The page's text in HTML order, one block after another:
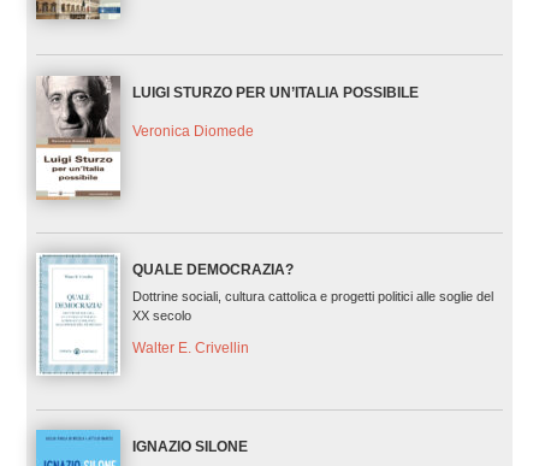
LUIGI STURZO PER UN’ITALIA POSSIBILE
Veronica Diomede
QUALE DEMOCRAZIA?
Dottrine sociali, cultura cattolica e progetti politici alle soglie del
XX secolo
Walter E. Crivellin
IGNAZIO SILONE